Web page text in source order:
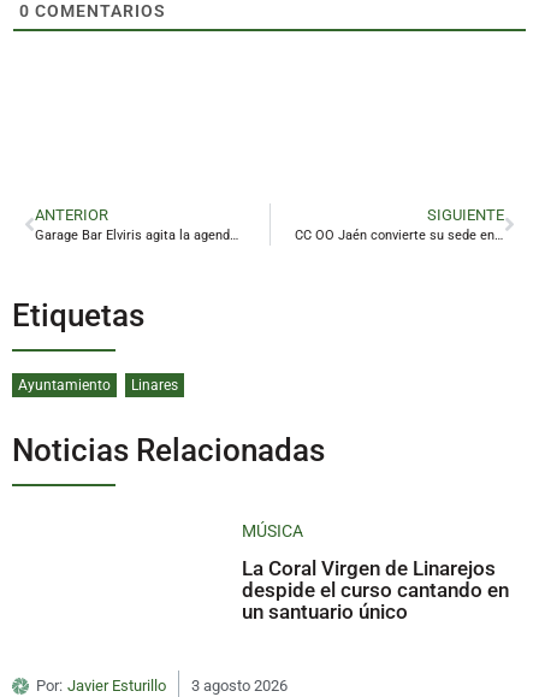
0 COMENTARIOS
ANTERIOR
Garage Bar Elviris agita la agenda musical de Linares con una doble propuesta de altura para despedir mayo
SIGUIENTE
CC OO Jaén convierte su sede en ‘refugio climático’ para proteger a trabajadores del calor
Etiquetas
Ayuntamiento Linares
Noticias Relacionadas
MÚSICA
La Coral Virgen de Linarejos
despide el curso cantando en
un santuario único
Por: Javier Esturillo 3 agosto 2026